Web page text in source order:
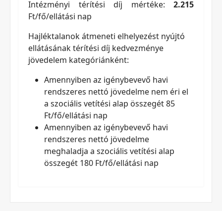
Intézményi térítési díj mértéke: 2.215
Ft/fő/ellátási nap
Hajléktalanok átmeneti elhelyezést nyújtó
ellátásának térítési díj kedvezménye
jövedelem kategóriánként:
Amennyiben az igénybevevő havi
rendszeres nettó jövedelme nem éri el
a szociális vetítési alap összegét 85
Ft/fő/ellátási nap
Amennyiben az igénybevevő havi
rendszeres nettó jövedelme
meghaladja a szociális vetítési alap
összegét 180 Ft/fő/ellátási nap